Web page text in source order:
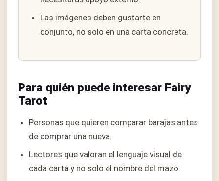
Las imágenes deben gustarte en
conjunto, no solo en una carta concreta.
Para quién puede interesar Fairy
Tarot
Personas que quieren comparar barajas antes
de comprar una nueva.
Lectores que valoran el lenguaje visual de
cada carta y no solo el nombre del mazo.